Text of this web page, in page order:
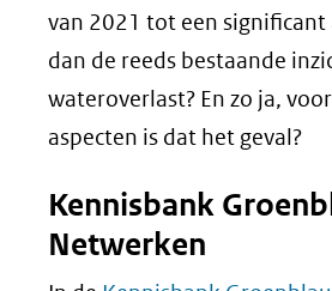
van 2021 tot een
dan de reeds bestaande
wateroverlast? En zo ja,
aspecten is dat het geval?
Kennisbank
Netwerken